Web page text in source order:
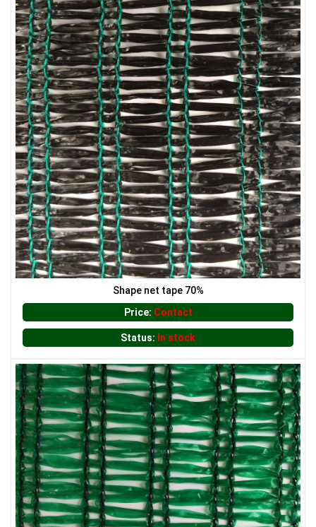
LƯỚI HÀNG RÀO HÌNH CHỮ NHẬT
LƯỚI CHẮN CHIM
LƯỚI CHẮN CÔN TRÙNG
LƯỚI CHẮN CÔN TRÙNG
Shape net tape 70%
Price: Contact
Status: In stock